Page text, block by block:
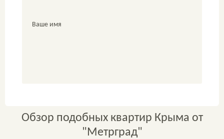
Ваше имя
Обзор подобных квартир Крыма от
"Метрград"